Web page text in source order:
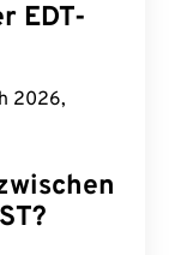
EDT-
2026,